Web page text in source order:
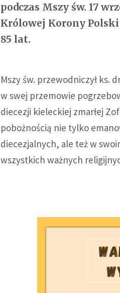
podczas Mszy św. 17
Królowej Korony Polski
85 lat.
Mszy św. przewodniczył ks.
w swej przemowie
diecezji kieleckiej zmarłej
pobożnością nie tylko
diecezjalnych, ale też w
wszystkich ważnych